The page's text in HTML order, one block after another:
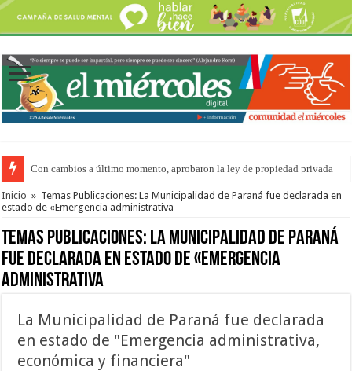
Con cambios a último momento, aprobaron la ley de propiedad privada
Adopción en Entre Ríos: el 35% de los 90 niños, niñas y adolescentes que
Inicio » Temas Publicaciones: La Municipalidad de Paraná fue declarada en
estado de «Emergencia administrativa
Temas Publicaciones: La Municipalidad de Paraná
fue declarada en estado de «Emergencia
administrativa
La Municipalidad de Paraná fue declarada
en estado de "Emergencia administrativa,
económica y financiera"